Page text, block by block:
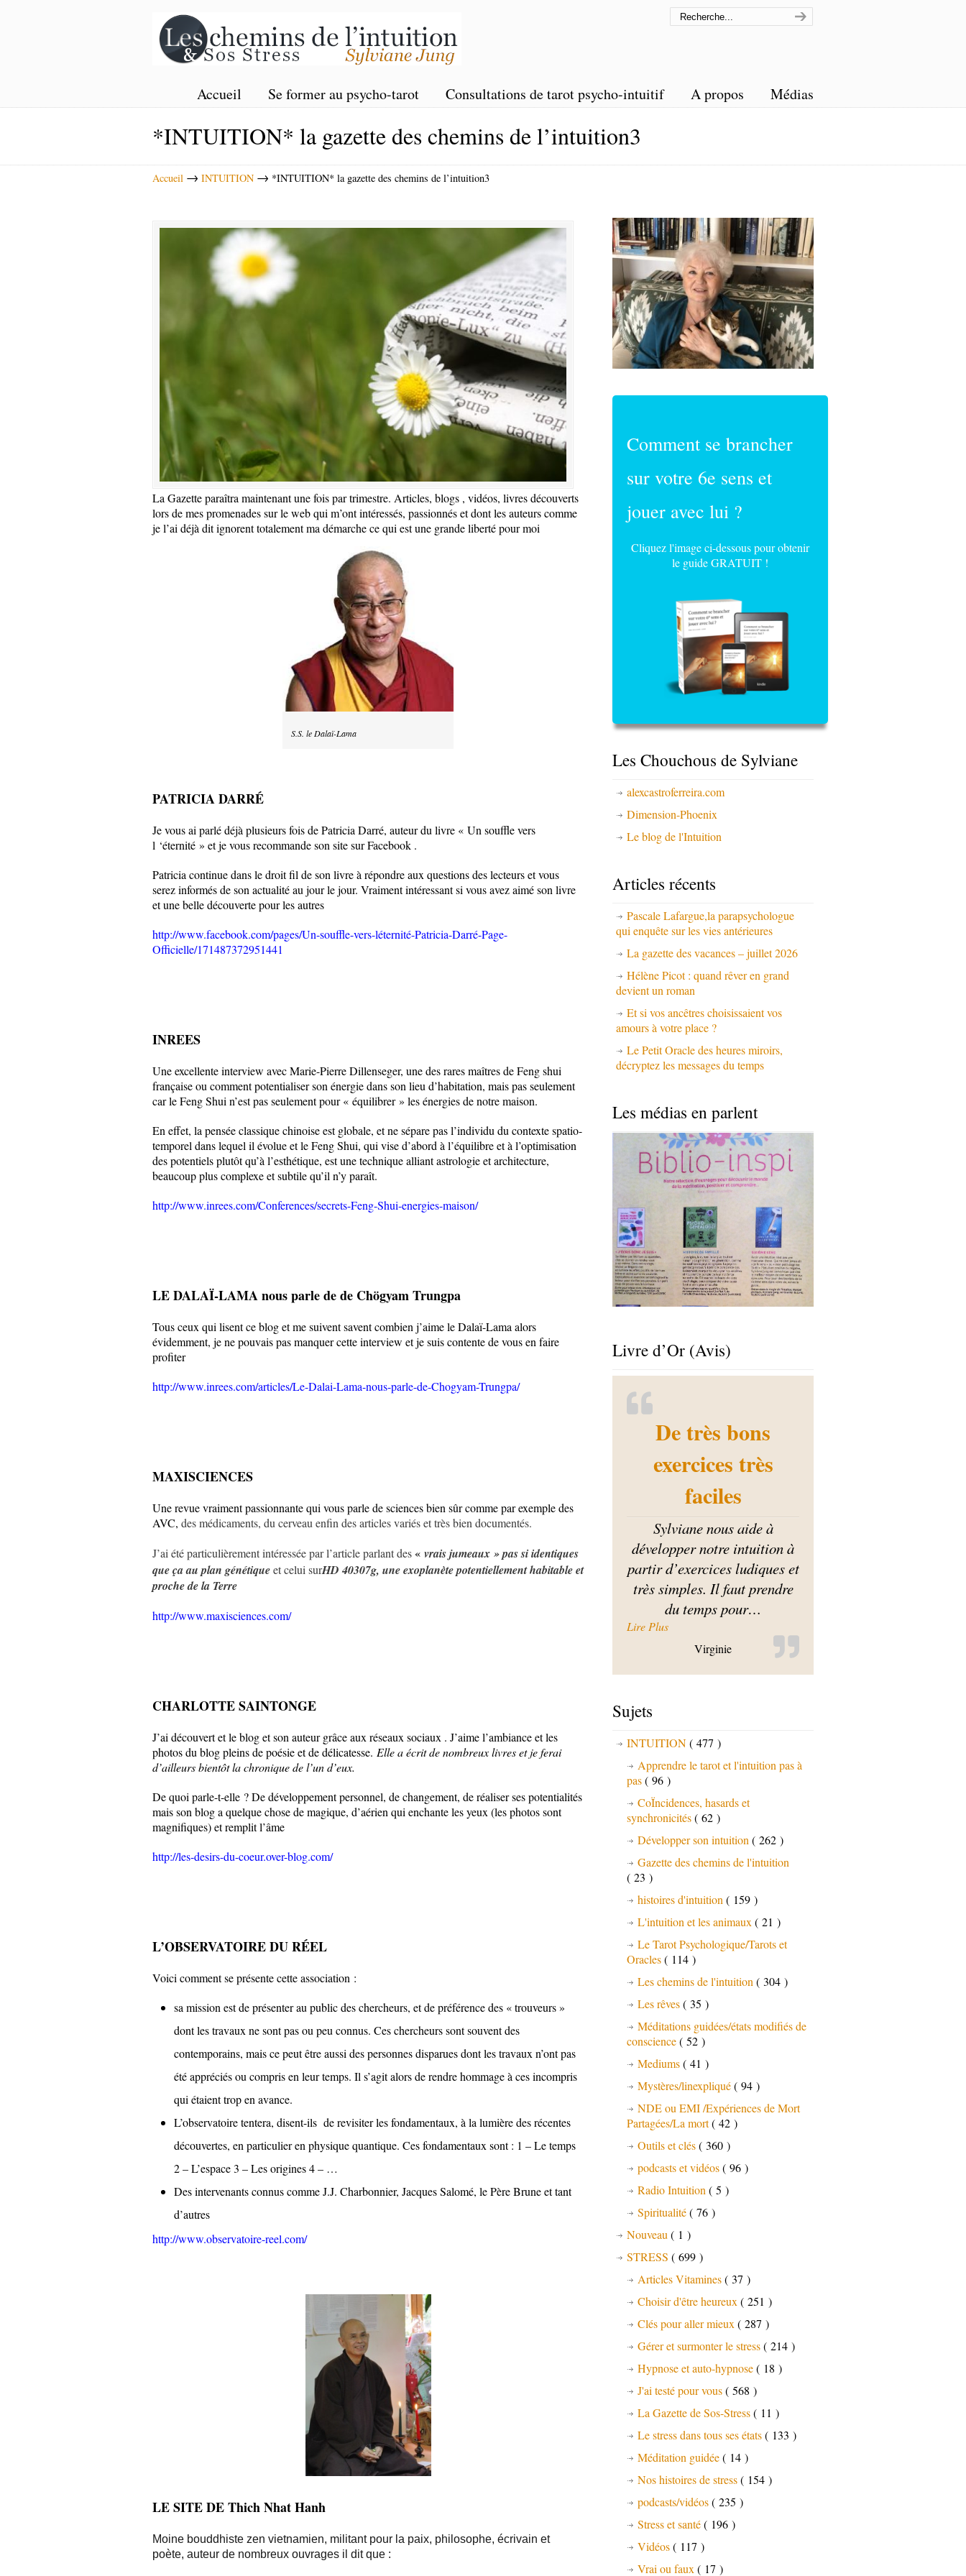
Accueil Se former au psycho-tarot Consultations de tarot psycho-intuitif A propos Médias
*INTUITION* la gazette des chemins de l’intuition3
Accueil → INTUITION → *INTUITION* la gazette des chemins de l’intuition3
La Gazette paraîtra maintenant une fois par trimestre. Articles, blogs , vidéos, livres découverts
lors de mes promenades sur le web qui m’ont intéressés, passionnés et dont les auteurs comme
je l’ai déjà dit ignorent totalement ma démarche ce qui est une grande liberté pour moi
S.S. le Dalaï-Lama
PATRICIA DARRÉ
Je vous ai parlé déjà plusieurs fois de Patricia Darré, auteur du livre « Un souffle vers
l ‘éternité » et je vous recommande son site sur Facebook .
Patricia continue dans le droit fil de son livre à répondre aux questions des lecteurs et vous
serez informés de son actualité au jour le jour. Vraiment intéressant si vous avez aimé son livre
et une belle découverte pour les autres
http://www.facebook.com/pages/Un-souffle-vers-léternité-Patricia-Darré-Page-
Officielle/171487372951441
INREES
Une excellente interview avec Marie-Pierre Dillenseger, une des rares maîtres de Feng shui
française ou comment potentialiser son énergie dans son lieu d’habitation, mais pas seulement
car le Feng Shui n’est pas seulement pour « équilibrer » les énergies de notre maison.
En effet, la pensée classique chinoise est globale, et ne sépare pas l’individu du contexte spatio-
temporel dans lequel il évolue et le Feng Shui, qui vise d’abord à l’équilibre et à l’optimisation
des potentiels plutôt qu’à l’esthétique, est une technique alliant astrologie et architecture,
beaucoup plus complexe et subtile qu’il n’y paraît.
http://www.inrees.com/Conferences/secrets-Feng-Shui-energies-maison/
LE DALAÏ-LAMA nous parle de de Chögyam Trungpa
Tous ceux qui lisent ce blog et me suivent savent combien j’aime le Dalaï-Lama alors
évidemment, je ne pouvais pas manquer cette interview et je suis contente de vous en faire
profiter
http://www.inrees.com/articles/Le-Dalai-Lama-nous-parle-de-Chogyam-Trungpa/
MAXISCIENCES
Une revue vraiment passionnante qui vous parle de sciences bien sûr comme par exemple des
AVC, des médicaments, du cerveau enfin des articles variés et très bien documentés.
J’ai été particulièrement intéressée par l’article parlant des« vrais jumeaux » pas si identiques
que ça au plan génétiqueet celui surHD 40307g, une exoplanète potentiellement habitable et
proche de la Terre
http://www.maxisciences.com/
CHARLOTTE SAINTONGE
J’ai découvert et le blog et son auteur grâce aux réseaux sociaux . J’aime l’ambiance et les
photos du blog pleins de poésie et de délicatesse. Elle a écrit de nombreux livres et je ferai
d’ailleurs bientôt la chronique de l’un d’eux.
De quoi parle-t-elle ? De développement personnel, de changement, de réaliser ses potentialités
mais son blog a quelque chose de magique, d’aérien qui enchante les yeux (les photos sont
magnifiques) et remplit l’âme
http://les-desirs-du-coeur.over-blog.com/
L’OBSERVATOIRE DU RÉEL
Voici comment se présente cette association :
sa missionest de présenter au public des chercheurs, et de préférence des « trouveurs »
dont les travaux ne sont pas ou peu connus. Ces chercheurs sont souvent des
contemporains, mais ce peut être aussi des personnes disparues dont les travaux n’ont pas
été appréciés ou compris en leur temps. Il s’agit alors de rendre hommage à ces incompris
qui étaient trop en avance.
L’observatoire tentera, disent-ils de revisiter les fondamentaux, à la lumière des récentes
découvertes, en particulier en physique quantique. Ces fondamentaux sont : 1 – Le temps
2 – L’espace 3 – Les origines 4 – …
Des intervenants connus comme J.J. Charbonnier, Jacques Salomé, le Père Brune et tant
d’autres
http://www.observatoire-reel.com/
LE SITE DEThich Nhat Hanh
Moine bouddhiste zen vietnamien, militant pour la paix, philosophe, écrivain et
poète, auteur de nombreux ouvrages il dit que :
Comment se brancher
sur votre 6e sens et
jouer avec lui ?
Cliquez l'image ci-dessous pour obtenir
le guide GRATUIT !
Les Chouchous de Sylviane
alexcastroferreira.com
Dimension-Phoenix
Le blog de l'Intuition
Articles récents
Pascale Lafargue,la parapsychologue
qui enquête sur les vies antérieures
La gazette des vacances – juillet 2026
Hélène Picot : quand rêver en grand
devient un roman
Et si vos ancêtres choisissaient vos
amours à votre place ?
Le Petit Oracle des heures miroirs,
décryptez les messages du temps
Les médias en parlent
Livre d’Or (Avis)
De très bons
exercices très
faciles
Sylviane nous aide à
développer notre intuition à
partir d’exercices ludiques et
très simples. Il faut prendre
du temps pour…
Lire Plus« De très bons exercices très faciles »
Virginie
Sujets
INTUITION( 477 )
Apprendre le tarot et l'intuition pas à
pas( 96 )
CoÏncidences, hasards et
synchronicités( 62 )
Développer son intuition ( 262 )
Gazette des chemins de l'intuition
( 23 )
histoires d'intuition ( 159 )
L'intuition et les animaux ( 21 )
Le Tarot Psychologique/Tarots et
Oracles( 114 )
Les chemins de l'intuition ( 304 )
Les rêves( 35 )
Méditations guidées/états modifiés de
conscience( 52 )
Mediums( 41 )
Mystères/linexpliqué( 94 )
NDE ou EMI /Expériences de Mort
Partagées/La mort( 42 )
Outils et clés( 360 )
podcasts et vidéos( 96 )
Radio Intuition ( 5 )
Spiritualité( 76 )
Nouveau ( 1 )
STRESS ( 699 )
Articles Vitamines( 37 )
Choisir d'être heureux ( 251 )
Clés pour aller mieux ( 287 )
Gérer et surmonter le stress( 214 )
Hypnose et auto-hypnose( 18 )
J'ai testé pour vous( 568 )
La Gazette de Sos-Stress( 11 )
Le stress dans tous ses états( 133 )
Méditation guidée( 14 )
Nos histoires de stress( 154 )
podcasts/vidéos( 235 )
Stress et santé( 196 )
Vidéos( 117 )
Vrai ou faux ( 17 )